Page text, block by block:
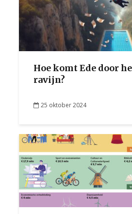
Hoe komt Ede door
ravijn?
25 oktober 2024